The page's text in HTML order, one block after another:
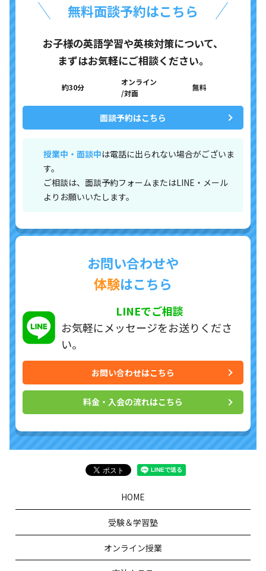
無料面談予約はこちら
お子様の英語学習や英検対策について、
まずはお気軽にご相談ください。
約30分
オンライン
/対面
無料
面談予約はこちら
授業中・面談中は電話に出られない場合がございま
す。
ご相談は、面談予約フォームまたはLINE・メール
よりお願いいたします。
お問い合わせや
体験はこちら
LINEでご相談
お気軽にメッセージをお送りくださ
い。
お問い合わせはこちら
料金・入会の流れはこちら
HOME
受験＆学習塾
オンライン授業